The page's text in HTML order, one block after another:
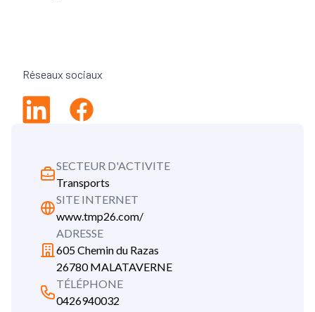
SECTEUR D'ACTIVITE
Transports
SITE INTERNET
www.tmp26.com/
ADRESSE
605 Chemin du Razas
26780 MALATAVERNE
TÉLÉPHONE
0426940032
Réseaux sociaux
Linkedin Facebook